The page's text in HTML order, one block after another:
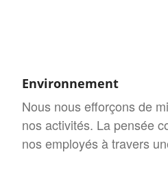
Environnement
Nous nous efforçons de
nos activités. La pensée
nos employés à travers